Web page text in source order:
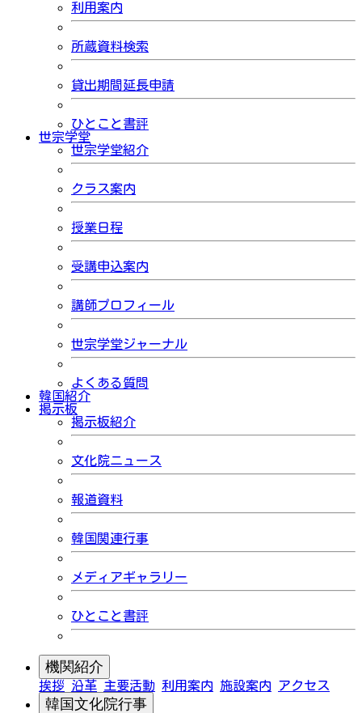
利用案内
所蔵資料検索
貸出期間延長申請
ひとこと書評
世宗学堂
世宗学堂紹介
クラス案内
授業日程
受講申込案内
講師プロフィール
世宗学堂ジャーナル
よくある質問
韓国紹介
掲示板
掲示板紹介
文化院ニュース
報道資料
韓国関連行事
メディアギャラリー
ひとこと書評
機関紹介
挨拶 沿革 主要活動 利用案内 施設案内 アクセス
韓国文化院行事